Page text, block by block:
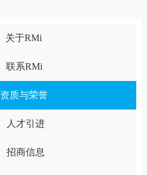
关于RMi
联系RMi
资质与荣誉
人才引进
招商信息